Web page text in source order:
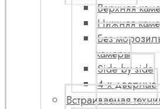
Верхняя
Нижняя
Без
камеры
Side by side
4-х дверные
Встраиваемая